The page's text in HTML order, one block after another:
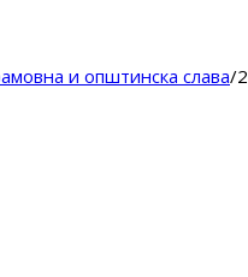
и општинска слава/2